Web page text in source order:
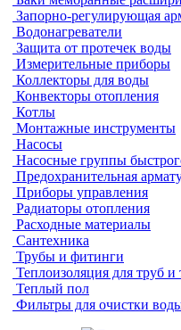
Запорно-регулирующая
Водонагреватели
Защита от протечек воды
Измерительные приборы
Коллекторы для воды
Конвекторы отопления
Котлы
Монтажные инструменты
Насосы
Насосные группы
Предохранительная
Приборы управления
Радиаторы отопления
Расходные материалы
Сантехника
Трубы и фитинги
Теплоизоляция для труб и
Теплый пол
Фильтры для очистки